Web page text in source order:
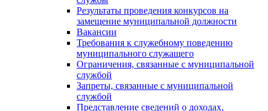
Результаты проведения конкурсов на
замещение муниципальной должности
Вакансии
Требования к служебному поведению
муниципального служащего
Ограничения, связанные с муниципальной
службой
Запреты, связанные с муниципальной
службой
Представление сведений о доходах,